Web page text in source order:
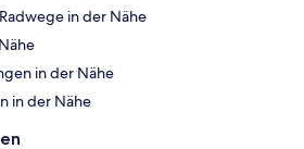
in der Nähe
in der Nähe
in der Nähe